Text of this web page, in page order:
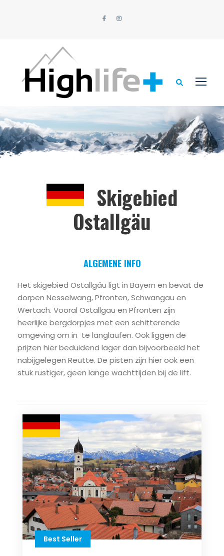
Skigebied
Ostallgäu
ALGEMENE INFO
Het skigebied Ostallgäu ligt in Bayern en bevat de
dorpen Nesselwang, Pfronten, Schwangau en
Wertach. Vooral Ostallgau en Pfronten zijn
heerlijke bergdorpjes met een schitterende
omgeving om in te langlaufen. Ook liggen de
prijzen hier beduidend lager dan bijvoorbeeld het
nabijgelegen Reutte. De pisten zijn hier ook een
stuk rustiger, geen lange wachttijden bij de lift.
Best Seller